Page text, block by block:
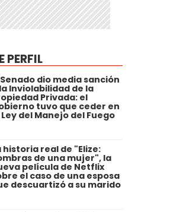
PERFIL
Senado dio media sanción
Inviolabilidad de la
Privada: el
tuvo que ceder en
Ley del Manejo del Fuego
historia real de "Elize:
de una mujer", la
película de Netflix
el caso de una esposa
descuartizó a su marido